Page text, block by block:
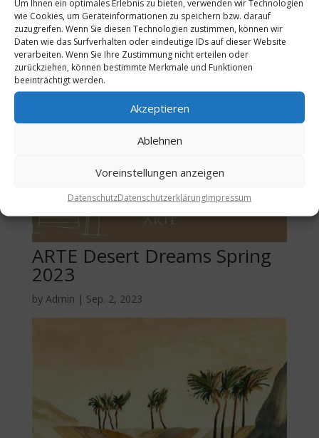
Um Ihnen ein optimales Erlebnis zu bieten, verwenden wir Technologien
wie Cookies, um Geräteinformationen zu speichern bzw. darauf
zuzugreifen. Wenn Sie diesen Technologien zustimmen, können wir
Daten wie das Surfverhalten oder eindeutige IDs auf dieser Website
verarbeiten. Wenn Sie Ihre Zustimmung nicht erteilen oder
zurückziehen, können bestimmte Merkmale und Funktionen
beeinträchtigt werden.
Akzeptieren
Ablehnen
Voreinstellungen anzeigen
DatenschutzDatenschutzerklärungImpressum
ARTE Desert Dreams Spring
2023
by Admin | Sep. 2, 2023